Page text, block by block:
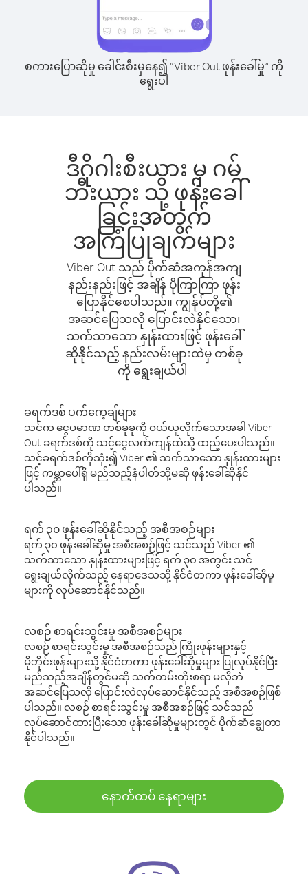
စကားပြောဆိုမှု ခေါင်းစီးမှနေ၍ “Viber Out ဖုန်းခေါ်မှု” ကို
ရွေးပါ
ဒီဂိုဂါးစီးယား မှ ဂမ်
ဘီးယား သို့ ဖုန်းခေါ်
ခြင်းအတွက်
အကြံပြုချက်များ
Viber Out သည် ပိုက်ဆံအကုန်အကျ
နည်းနည်းဖြင့် အချိန် ပိုကြာကြာ ဖုန်း
ပြောနိုင်စေပါသည်။ ကျွန်ုပ်တို့၏
အဆင်ပြေသလို ပြောင်းလဲနိုင်သော၊
သက်သာသော နှုန်းထားဖြင့် ဖုန်းခေါ်
ဆိုနိုင်သည့် နည်းလမ်းများထဲမှ တစ်ခု
ကို ရွေးချယ်ပါ-
ခရက်ဒစ် ပက်ကေ့ချ်များ
သင်က ငွေပမာဏ တစ်ခုခုကို ဝယ်ယူလိုက်သောအခါ Viber
Out ခရက်ဒစ်ကို သင့်ငွေလက်ကျန်ထဲသို့ ထည့်ပေးပါသည်။
သင့်ခရက်ဒစ်ကိုသုံး၍ Viber ၏ သက်သာသော နှုန်းထားများ
ဖြင့် ကမ္ဘာပေါ်ရှိ မည်သည့်နံပါတ်သို့မဆို ဖုန်းခေါ်ဆိုနိုင်
ပါသည်။
ရက် ၃၀ ဖုန်းခေါ်ဆိုနိုင်သည့် အစီအစဉ်များ
ရက် ၃၀ ဖုန်းခေါ်ဆိုမှု အစီအစဉ်ဖြင့် သင်သည် Viber ၏
သက်သာသော နှုန်းထားများဖြင့် ရက် ၃၀ အတွင်း သင်
ရွေးချယ်လိုက်သည့် နေရာဒေသသို့ နိုင်ငံတကာ ဖုန်းခေါ်ဆိုမှု
များကို လုပ်ဆောင်နိုင်သည်။
လစဉ် စာရင်းသွင်းမှု အစီအစဉ်များ
လစဉ် စာရင်းသွင်းမှု အစီအစဉ်သည် ကြိုးဖုန်းများနှင့်
မိုဘိုင်းဖုန်းများသို့ နိုင်ငံတကာ ဖုန်းခေါ်ဆိုမှုများ ပြုလုပ်နိုင်ပြီး
မည်သည့်အချိန်တွင်မဆို သက်တမ်းတိုးစရာ မလိုဘဲ
အဆင်ပြေသလို ပြောင်းလဲလုပ်ဆောင်နိုင်သည့် အစီအစဉ်ဖြစ်
ပါသည်။ လစဉ် စာရင်းသွင်းမှု အစီအစဉ်ဖြင့် သင်သည်
လုပ်ဆောင်ထားပြီးသော ဖုန်းခေါ်ဆိုမှုများတွင် ပိုက်ဆံချွေတာ
နိုင်ပါသည်။
နောက်ထပ် နေရာများ